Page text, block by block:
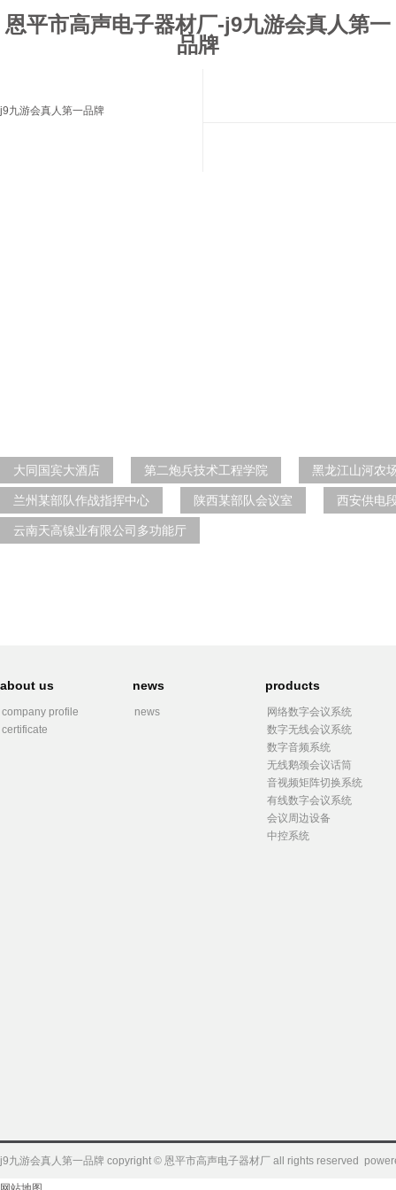
恩平市高声电子器材厂-j9九游会真人第一
品牌
j9九游会真人第一品牌
大同国宾大酒店 第二炮兵技术工程学院 黑龙江山河农
兰州某部队作战指挥中心 陕西某部队会议室 西安供电
云南天高镍业有限公司多功能厅
about us
company profile
certificate
news
news
products
网络数字会议系统
数字无线会议系统
数字音频系统
无线鹅颈会议话筒
音视频矩阵切换系统
有线数字会议系统
会议周边设备
中控系统
j9九游会真人第一品牌 copyright © 恩平市高声电子器材厂 all rights reserved